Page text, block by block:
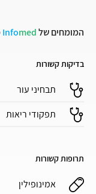
המומחים של Infomed
בדיקות קשורות
תבחיני עור
תפקודי ריאות
תרופות קשורות
אמינופילין